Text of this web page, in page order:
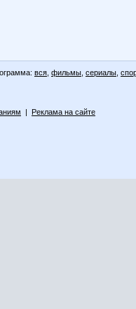
вся фильмы сериалы
| Реклама на сайте